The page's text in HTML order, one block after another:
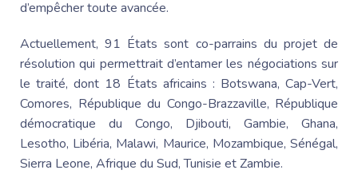
d’empêcher toute avancée.
Actuellement, 91 États sont co-parrains du projet de
résolution qui permettrait d’entamer les négociations sur
le traité, dont 18 États africains : Botswana, Cap-Vert,
Comores, République du Congo-Brazzaville, République
démocratique du Congo, Djibouti, Gambie, Ghana,
Lesotho, Libéria, Malawi, Maurice, Mozambique, Sénégal,
Sierra Leone, Afrique du Sud, Tunisie et Zambie.